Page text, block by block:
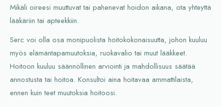
Mikäli oireesi muuttuvat tai pahenevat hoidon aikana, ota yhteyttä
lääkäriin tai apteekkiin.
Serc voi olla osa monipuolista hoitokokonaisuutta, johon kuuluu
myös elämäntapamuutoksia, ruokavalio tai muut lääkkeet.
Hoitoon kuuluu säännöllinen arviointi ja mahdollisuus säätää
annostusta tai hoitoa. Konsultoi aina hoitavaa ammattilaista,
ennen kuin teet muutoksia hoitoosi.